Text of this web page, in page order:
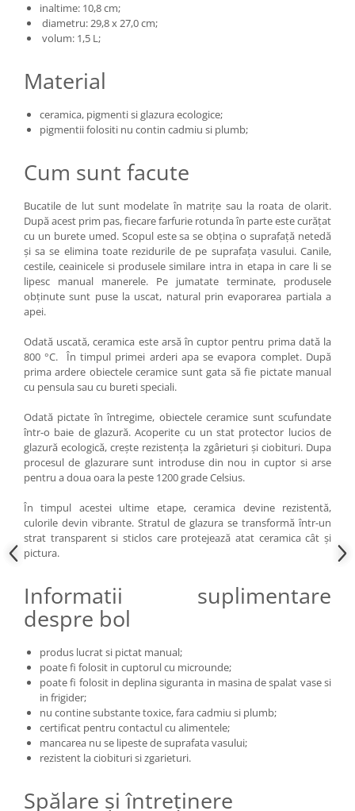
inaltime: 10,8 cm;
diametru: 29,8 x 27,0 cm;
volum: 1,5 L;
Material
ceramica, pigmenti si glazura ecologice;
pigmentii folositi nu contin cadmiu si plumb;
Cum sunt facute
Bucatile de lut sunt modelate în matrițe sau la roata de olarit.
După acest prim pas, fiecare farfurie rotunda în parte este curățat
cu un burete umed. Scopul este sa se obțina o suprafață netedă
și sa se elimina toate rezidurile de pe suprafața vasului. Canile,
cestile, ceainicele si produsele similare intra in etapa in care li se
lipesc manual manerele. Pe jumatate terminate, produsele
obținute sunt puse la uscat, natural prin evaporarea partiala a
apei.
Odată uscată, ceramica este arsă în cuptor pentru prima dată la
800 °C. În timpul primei arderi apa se evapora complet. După
prima ardere obiectele ceramice sunt gata să fie pictate manual
cu pensula sau cu bureti speciali.
Odată pictate în întregime, obiectele ceramice sunt scufundate
într-o baie de glazură. Acoperite cu un stat protector lucios de
glazură ecologică, crește rezistența la zgârieturi și ciobituri. Dupa
procesul de glazurare sunt introduse din nou in cuptor si arse
pentru a doua oara la peste 1200 grade Celsius.
În timpul acestei ultime etape, ceramica devine rezistentă,
culorile devin vibrante. Stratul de glazura se transformă într-un
strat transparent si sticlos care protejează atat ceramica cât și
pictura.
Informatii suplimentare
despre bol
produs lucrat si pictat manual;
poate fi folosit in cuptorul cu microunde;
poate fi folosit in deplina siguranta in masina de spalat vase si
in frigider;
nu contine substante toxice, fara cadmiu si plumb;
certificat pentru contactul cu alimentele;
mancarea nu se lipeste de suprafata vasului;
rezistent la ciobituri si zgarieturi.
Spălare și întreținere